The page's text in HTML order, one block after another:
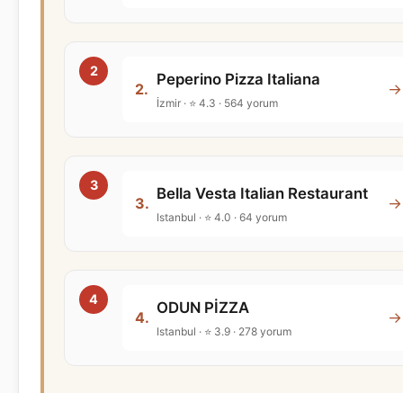
2.
Peperino Pizza Italiana
İzmir · ⭐ 4.3 · 564 yorum
→
3.
Bella Vesta Italian Restaurant
Istanbul · ⭐ 4.0 · 64 yorum
→
4.
ODUN PİZZA
Istanbul · ⭐ 3.9 · 278 yorum
→